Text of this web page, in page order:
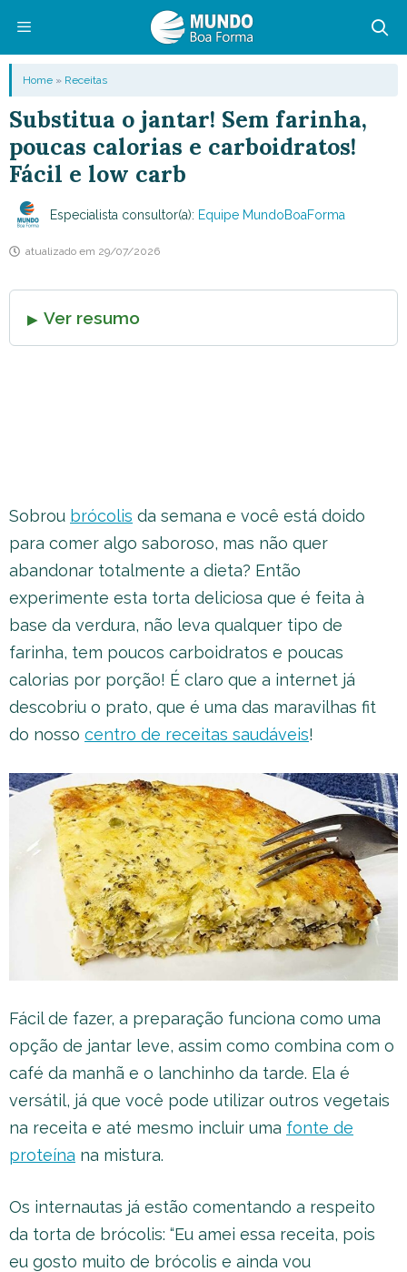
conteúdo
Menu
Home » Receitas
Substitua o jantar! Sem farinha,
poucas calorias e carboidratos!
Fácil e low carb
Especialista consultor(a): Equipe MundoBoaForma
atualizado em 29/07/2026
Ver resumo
Sobrou brócolis da semana e você está doido
para comer algo saboroso, mas não quer
abandonar totalmente a dieta? Então
experimente esta torta deliciosa que é feita à
base da verdura, não leva qualquer tipo de
farinha, tem poucos carboidratos e poucas
calorias por porção! É claro que a internet já
descobriu o prato, que é uma das maravilhas fit
do nosso centro de receitas saudáveis!
Fácil de fazer, a preparação funciona como uma
opção de jantar leve, assim como combina com o
café da manhã e o lanchinho da tarde. Ela é
versátil, já que você pode utilizar outros vegetais
na receita e até mesmo incluir uma fonte de
proteína na mistura.
Os internautas já estão comentando a respeito
da torta de brócolis: “Eu amei essa receita, pois
eu gosto muito de brócolis e ainda vou